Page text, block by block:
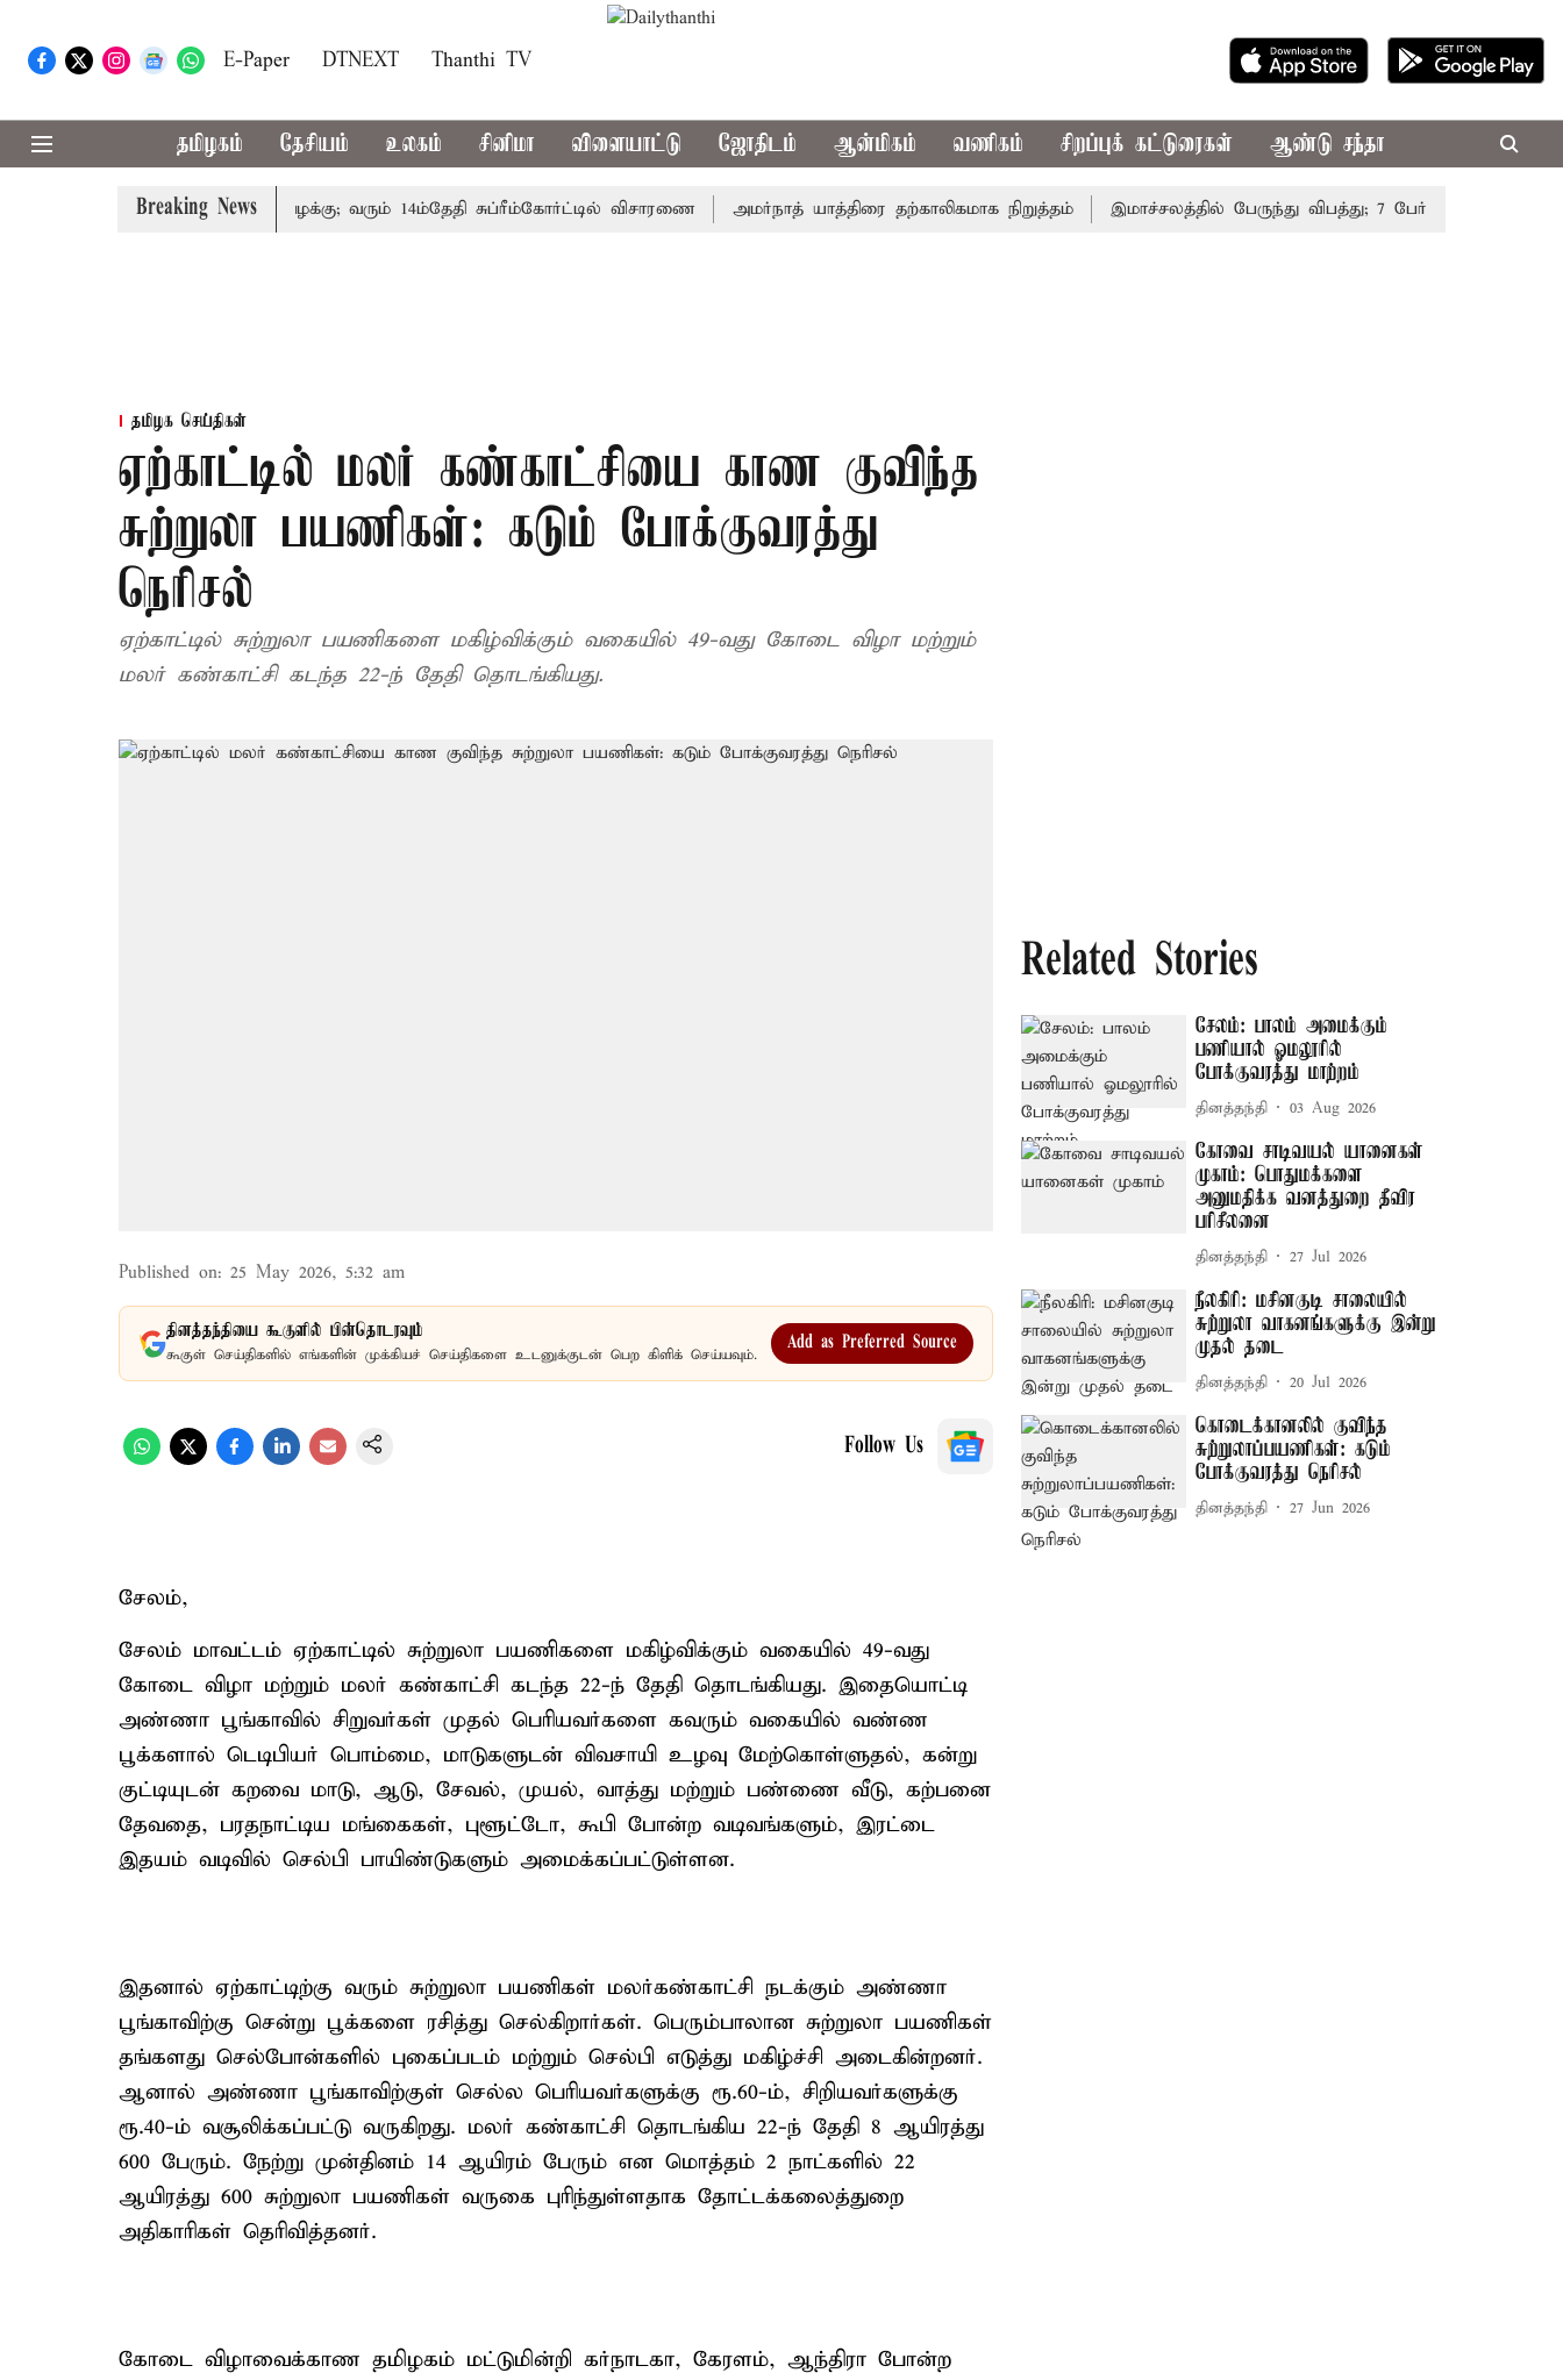
E-Paper DTNEXT Thanthi TV
தமிழகம் தேசியம் உலகம் சினிமா விளையாட்டு ஜோதிடம் ஆன்மிகம் வணிகம் சிறப்புக் கட்டுரைகள் ஆண்டு சந்தா
Breaking News
அரசுப்பணி வழக்கு; வரும் 14ம்தேதி சுப்ரீம்கோர்ட்டில் விசாரணை அமர்நாத் யாத்திரை தற்காலிகமாக நிறுத்தம் இமாச்சலத்தில் பேருந்து விபத்து; 7 பேர் பலி - பிரதமர்
தமிழக செய்திகள்
ஏற்காட்டில் மலர் கண்காட்சியை காண குவிந்த
சுற்றுலா பயணிகள்: கடும் போக்குவரத்து
நெரிசல்
ஏற்காட்டில் சுற்றுலா பயணிகளை மகிழ்விக்கும் வகையில் 49-வது கோடை விழா மற்றும்
மலர் கண்காட்சி கடந்த 22-ந் தேதி தொடங்கியது.
Published on: 25 May 2026, 5:32 am
தினத்தந்தியை கூகுளில் பின்தொடரவும்
கூகுள் செய்திகளில் எங்களின் முக்கியச் செய்திகளை உடனுக்குடன் பெற கிளிக் செய்யவும்.
Add as Preferred Source
Follow Us
சேலம்,
சேலம் மாவட்டம் ஏற்காட்டில் சுற்றுலா பயணிகளை மகிழ்விக்கும் வகையில் 49-வது
கோடை விழா மற்றும் மலர் கண்காட்சி கடந்த 22-ந் தேதி தொடங்கியது. இதையொட்டி
அண்ணா பூங்காவில் சிறுவர்கள் முதல் பெரியவர்களை கவரும் வகையில் வண்ண
பூக்களால் டெடிபியர் பொம்மை, மாடுகளுடன் விவசாயி உழவு மேற்கொள்ளுதல், கன்று
குட்டியுடன் கறவை மாடு, ஆடு, சேவல், முயல், வாத்து மற்றும் பண்ணை வீடு, கற்பனை
தேவதை, பரதநாட்டிய மங்கைகள், புளூட்டோ, கூபி போன்ற வடிவங்களும், இரட்டை
இதயம் வடிவில் செல்பி பாயிண்டுகளும் அமைக்கப்பட்டுள்ளன.
இதனால் ஏற்காட்டிற்கு வரும் சுற்றுலா பயணிகள் மலர்கண்காட்சி நடக்கும் அண்ணா
பூங்காவிற்கு சென்று பூக்களை ரசித்து செல்கிறார்கள். பெரும்பாலான சுற்றுலா பயணிகள்
தங்களது செல்போன்களில் புகைப்படம் மற்றும் செல்பி எடுத்து மகிழ்ச்சி அடைகின்றனர்.
ஆனால் அண்ணா பூங்காவிற்குள் செல்ல பெரியவர்களுக்கு ரூ.60-ம், சிறியவர்களுக்கு
ரூ.40-ம் வசூலிக்கப்பட்டு வருகிறது. மலர் கண்காட்சி தொடங்கிய 22-ந் தேதி 8 ஆயிரத்து
600 பேரும். நேற்று முன்தினம் 14 ஆயிரம் பேரும் என மொத்தம் 2 நாட்களில் 22
ஆயிரத்து 600 சுற்றுலா பயணிகள் வருகை புரிந்துள்ளதாக தோட்டக்கலைத்துறை
அதிகாரிகள் தெரிவித்தனர்.
கோடை விழாவைக்காண தமிழகம் மட்டுமின்றி கர்நாடகா, கேரளம், ஆந்திரா போன்ற
Related Stories
சேலம்: பாலம் அமைக்கும்
பணியால் ஓமலூரில்
போக்குவரத்து மாற்றம்
தினத்தந்தி 03 Aug 2026
கோவை சாடிவயல் யானைகள்
முகாம்: பொதுமக்களை
அனுமதிக்க வனத்துறை தீவிர
பரிசீலனை
தினத்தந்தி 27 Jul 2026
நீலகிரி: மசினகுடி சாலையில்
சுற்றுலா வாகனங்களுக்கு இன்று
முதல் தடை
தினத்தந்தி 20 Jul 2026
கொடைக்கானலில் குவிந்த
சுற்றுலாப்பயணிகள்: கடும்
போக்குவரத்து நெரிசல்
தினத்தந்தி 27 Jun 2026